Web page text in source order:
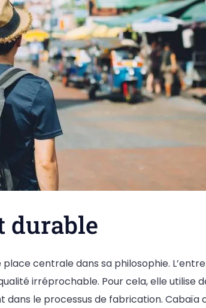
durable
centrale dans sa philosophie.
irréprochable. Pour cela, elle utilise
le processus de fabrication.